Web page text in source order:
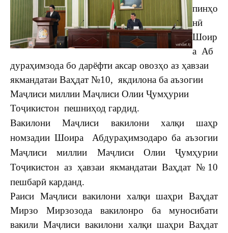
пинҳо
нӣ
Шоир
а Аб
дураҳимзода бо дарёфти аксар овозҳо аз ҳавзаи
якмандатаи Ваҳдат №10, якдилона ба аъзогии
Маҷлиси миллии Маҷлиси Олии Ҷумҳурии
Тоҷикистон пешниҳод гардид.
Вакилони Маҷлиси вакилони халқи шаҳр
номзадии Шоира Абдураҳимзодаро ба аъзогии
Маҷлиси миллии Маҷлиси Олии Ҷумҳурии
Тоҷикистон азҳавзаи якмандатаи Ваҳдат №10
пешбарӣ карданд.
Раиси Маҷлиси вакилони халқи шаҳри Ваҳдат
Мирзо Мирзозода вакилонро ба муносибати
вакили Маҷлиси вакилони халқи шаҳри Ваҳдат